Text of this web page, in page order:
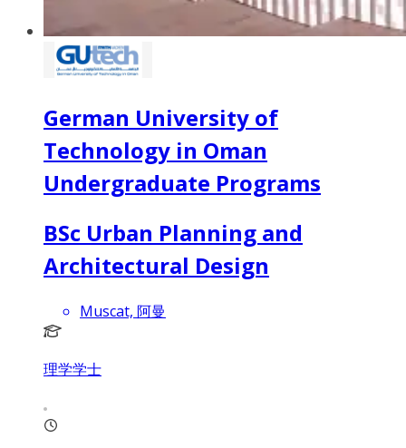
German University of
Technology in Oman
Undergraduate Programs
BSc Urban Planning and
Architectural Design
Muscat, 阿曼
理学学士